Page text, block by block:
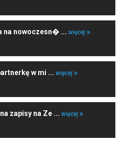
na nowoczesn� ... więcej
w mi ... więcej
zapisy na Ze ... więcej